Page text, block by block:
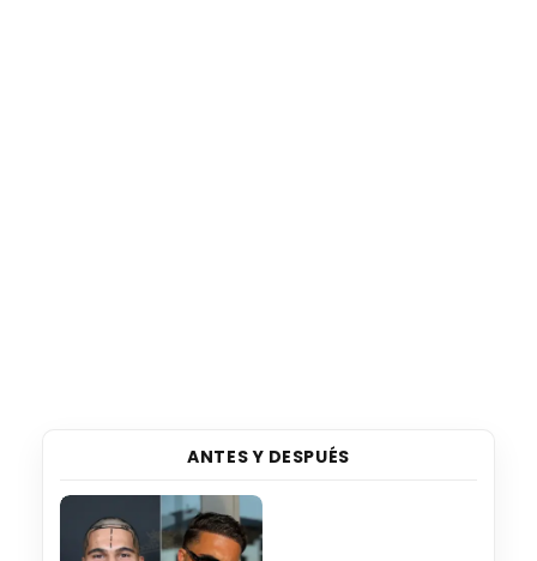
ANTES Y DESPUÉS